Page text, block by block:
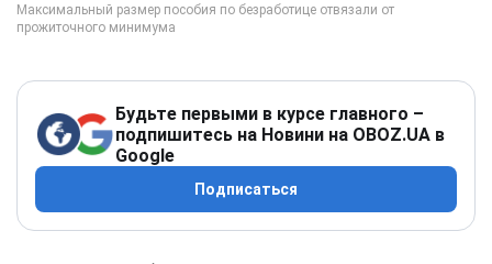
Будьте первыми в курсе главного –
подпишитесь на Новини на OBOZ.UA в
Google
Подписаться